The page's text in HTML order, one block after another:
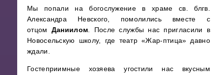
Мы попали на богослужение в храме св. блгв.
Александра Невского, помолились вместе с
отцом Даниилом. После службы нас пригласили в
Новосельскую школу, где театр «Жар-птица» давно
ждали.
Гостеприимные хозяева угостили нас вкусным